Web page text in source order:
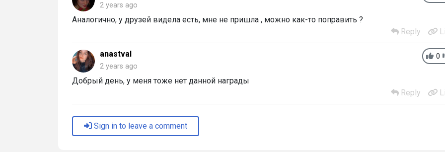
2 years ago
Аналогично, у друзей видела есть, мне не пришла , можно как-то поправить ?
Reply
0
anastval
2 years ago
Добрый день, у меня тоже нет данной награды
Reply
Sign in to leave a comment